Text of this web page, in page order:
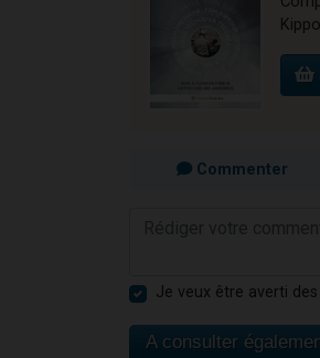
Commenter
Je veux être averti
A consulter